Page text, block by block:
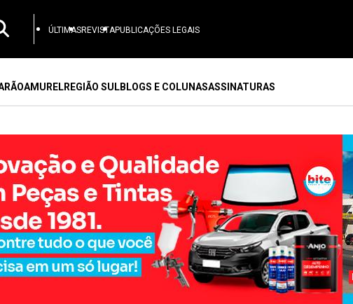
ÚLTIMASREVISTAPUBLICAÇÕES LEGAIS
AMURELREGIÃO SULBLOGS E COLUNASASSINATURAS